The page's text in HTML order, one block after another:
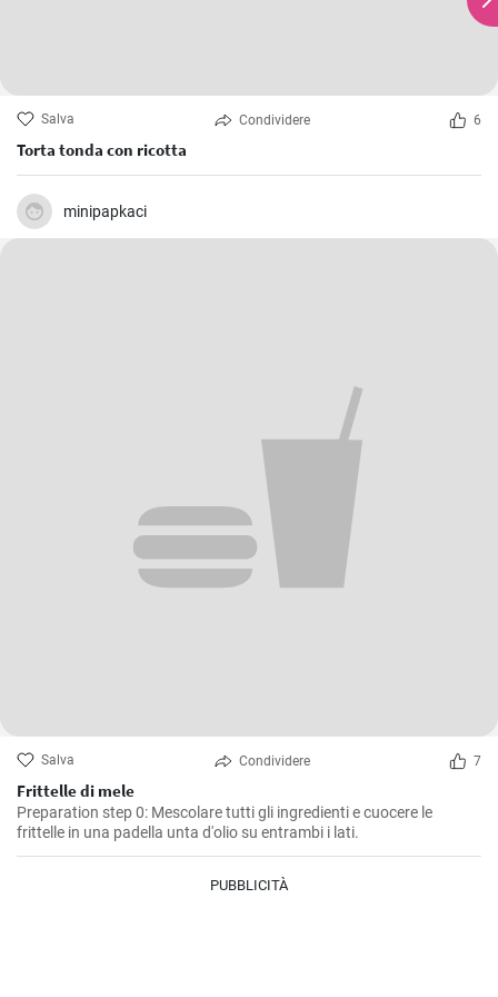
Salva Condividere 6
Torta tonda con ricotta
minipapkaci
Salva Condividere 7
Frittelle di mele
Preparation step 0: Mescolare tutti gli ingredienti e cuocere le
frittelle in una padella unta d'olio su entrambi i lati.
PUBBLICITÀ